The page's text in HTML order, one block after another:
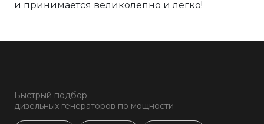
и принимается великолепно и легко!
Быстрый подбор
дизельных генераторов по мощности